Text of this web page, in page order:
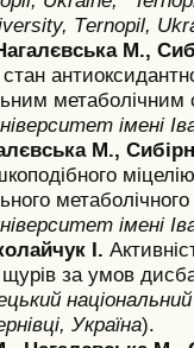
Тernopil,
М.,
імені
М.,
імені
І.
щурів за умов
Україна).